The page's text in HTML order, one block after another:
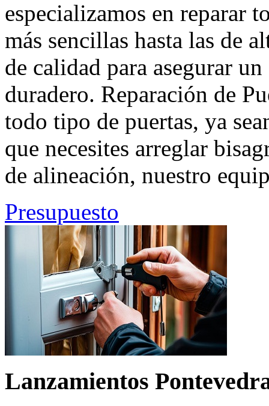
especializamos en reparar
más sencillas hasta las de
de calidad para asegurar
duradero. Reparación de
todo tipo de puertas, ya
que necesites arreglar
de alineación, nuestro
Presupuesto
Lanzamientos